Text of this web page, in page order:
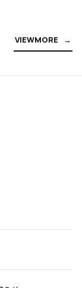
VIEWMORE